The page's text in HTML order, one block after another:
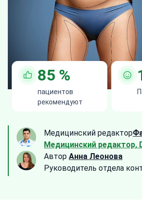
85 %
пациентов
рекомендуют
Медицинский редактор
Медицинский редактор,
Автор Анна Леонова
Руководитель отдела